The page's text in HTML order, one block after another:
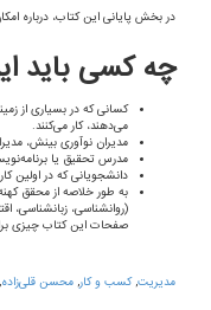
در بخش پایانی این کتاب، درباره
چه کسی باید
کسانی که در بسیاری از
می‌دهند، کار می‌کنند.
مدیران نوآوری بینش،
مدرس تحقیق یا
دانشجویانی که در اولین
به طور خلاصه از محقق
(روانشناسی، زبانشناسی،
صفحات این کتاب چیزی
مدیریت,کسب و کار,محسن قلی‌زاده,